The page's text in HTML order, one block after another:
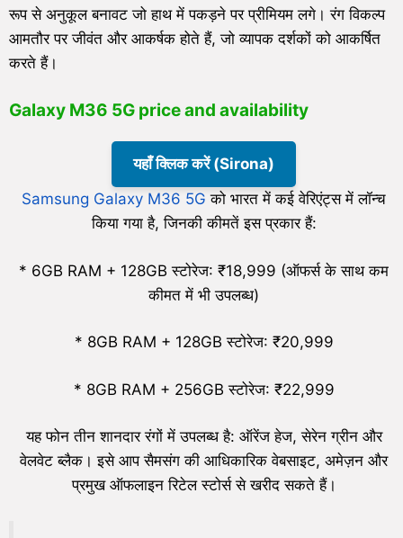
रूप से अनुकूल बनावट जो हाथ में पकड़ने पर प्रीमियम लगे। रंग विकल्प
आमतौर पर जीवंत और आकर्षक होते हैं, जो व्यापक दर्शकों को आकर्षित
करते हैं।
Galaxy M36 5G price and availability
यहाँ क्लिक करें (Sirona)
Samsung Galaxy M36 5G को भारत में कई वेरिएंट्स में लॉन्च
किया गया है, जिनकी कीमतें इस प्रकार हैं:
* 6GB RAM + 128GB स्टोरेज: ₹18,999 (ऑफर्स के साथ कम
कीमत में भी उपलब्ध)
* 8GB RAM + 128GB स्टोरेज: ₹20,999
* 8GB RAM + 256GB स्टोरेज: ₹22,999
यह फोन तीन शानदार रंगों में उपलब्ध है: ऑरेंज हेज, सेरेन ग्रीन और
वेलवेट ब्लैक। इसे आप सैमसंग की आधिकारिक वेबसाइट, अमेज़न और
प्रमुख ऑफलाइन रिटेल स्टोर्स से खरीद सकते हैं।